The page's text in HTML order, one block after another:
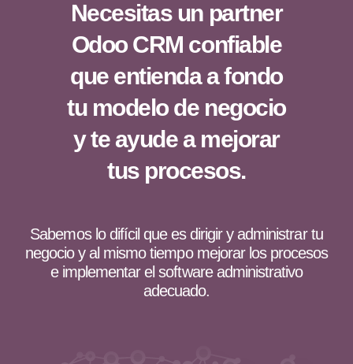
Necesitas un partner
Odoo CRM confiable
que entienda a fondo
tu modelo de negocio
y te ayude a mejorar
tus procesos.
Sabemos lo difícil que es dirigir y administrar tu
negocio y al mismo tiempo mejorar los procesos
e implementar el software administrativo
adecuado.